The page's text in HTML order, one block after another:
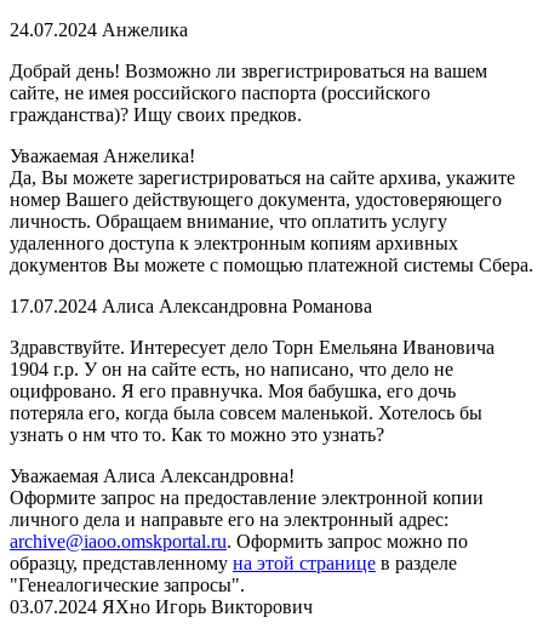
24.07.2024 Анжелика
Добрай день! Возможно ли зврегистрироваться на вашем
сайте, не имея российского паспорта (российского
гражданства)? Ищу своих предков.
Уважаемая Анжелика!
Да, Вы можете зарегистрироваться на сайте архива, укажите
номер Вашего действующего документа, удостоверяющего
личность. Обращаем внимание, что оплатить услугу
удаленного доступа к электронным копиям архивных
документов Вы можете с помощью платежной системы Сбера.
17.07.2024 Алиса Александровна Романова
Здравствуйте. Интересует дело Торн Емельяна Ивановича
1904 г.р. У он на сайте есть, но написано, что дело не
оцифровано. Я его правнучка. Моя бабушка, его дочь
потеряла его, когда была совсем маленькой. Хотелось бы
узнать о нм что то. Как то можно это узнать?
Уважаемая Алиса Александровна!
Оформите запрос на предоставление электронной копии
личного дела и направьте его на электронный адрес:
archive@iaoo.omskportal.ru. Оформить запрос можно по
образцу, представленному на этой странице в разделе
"Генеалогические запросы".
03.07.2024 ЯХно Игорь Викторович